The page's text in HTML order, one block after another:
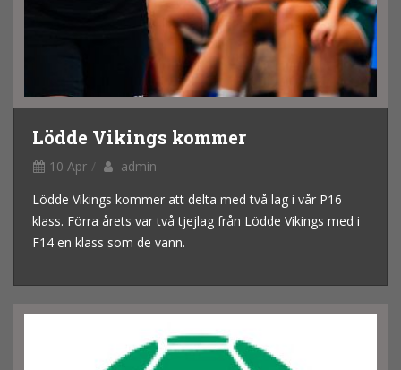
Lödde Vikings kommer
10 Apr
admin
Lödde Vikings kommer att delta med två lag i vår P16
klass. Förra årets var två tjejlag från Lödde Vikings med i
F14 en klass som de vann.